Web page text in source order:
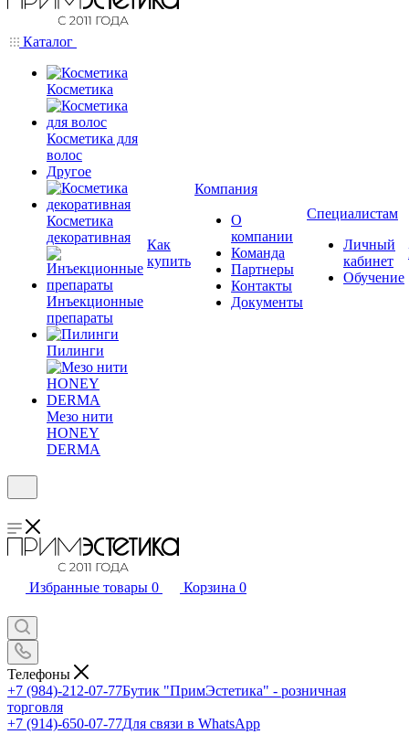
Каталог
Косметика
Косметика для
волос
Другое
Косметика
декоративная
Инъекционные
препараты
Пилинги
Мезо нити
HONEY
DERMA
Как
купить
Компания
О
компании
Команда
Партнеры
Контакты
Документы
Специалистам
Личный
кабинет
Обучение
Избранные товары 0 Корзина 0
Телефоны
+7 (984)-212-07-77Бутик "ПримЭстетика" - розничная
торговля
+7 (914)-650-07-77Для связи в WhatsApp